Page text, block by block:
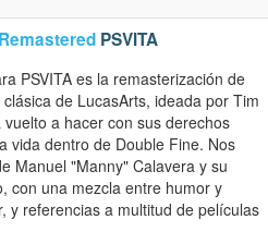
PSVITA
PSVITA es la remasterización de
de LucasArts, ideada por Tim
a hacer con sus derechos
vida dentro de Double Fine. Nos
Manuel "Manny" Calavera y su
con una mezcla entre humor y
y referencias a multitud de películas